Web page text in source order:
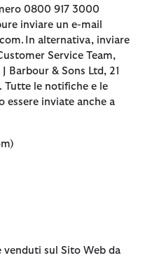
0800 917 3000
inviare un e-mail
In alternativa, inviare
Service Team,
Barbour & Sons Ltd, 21
Tutte le notifiche e le
essere inviate anche a
venduti sul Sito Web da